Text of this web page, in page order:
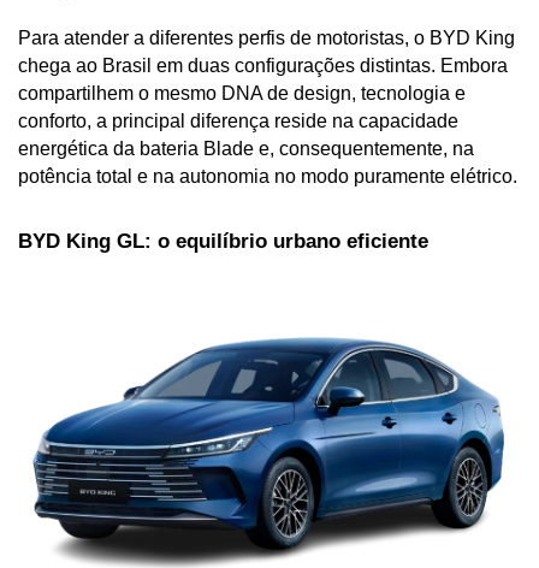
Para atender a diferentes perfis de motoristas, o BYD King
chega ao Brasil em duas configurações distintas. Embora
compartilhem o mesmo DNA de design, tecnologia e
conforto, a principal diferença reside na capacidade
energética da bateria Blade e, consequentemente, na
potência total e na autonomia no modo puramente elétrico.
BYD King GL: o equilíbrio urbano eficiente